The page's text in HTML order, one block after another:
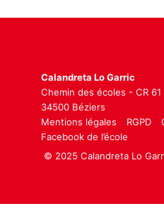
Calandreta Lo Garric
Chemin des écoles - CR 61
34500 Béziers
Mentions légales
RGPD
Facebook de l’école
© 2025 Calandreta Lo